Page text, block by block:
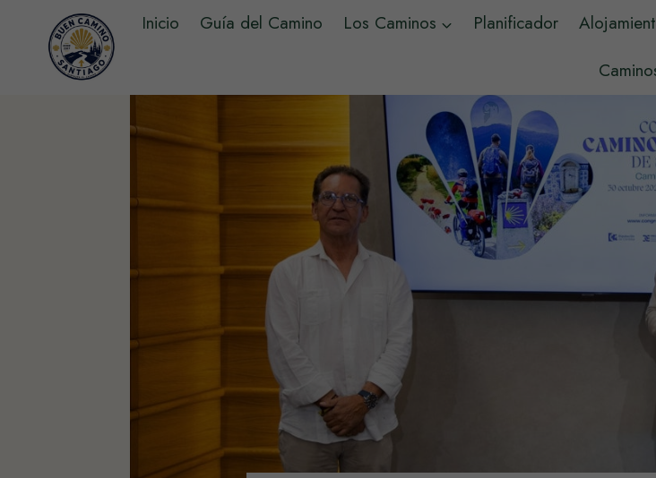
contenido
Inicio Guía del Camino Los Caminos Planificador